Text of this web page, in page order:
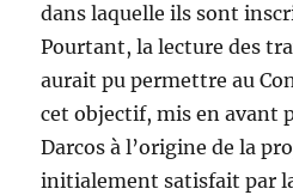
dans laquelle ils sont
Pourtant, la lecture des
aurait pu permettre au
cet objectif, mis en avant
Darcos à l’origine de la
initialement satisfait par